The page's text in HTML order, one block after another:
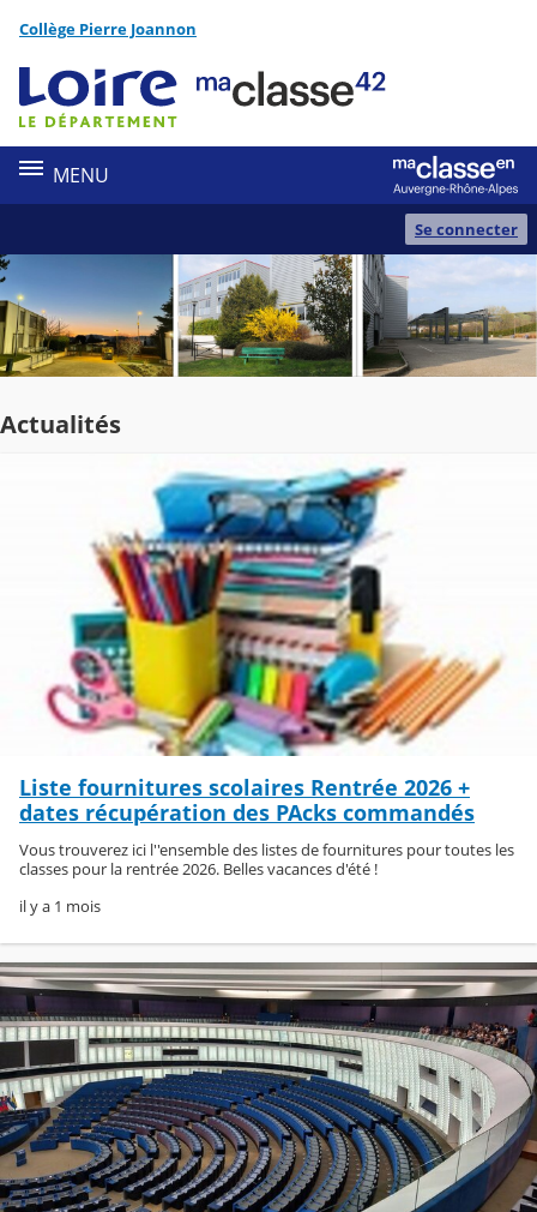
Contenu
Collège Pierre Joannon
MENU
Se connecter
Actualités
Liste fournitures scolaires Rentrée 2026 +
dates récupération des PAcks commandés
Vous trouverez ici l''ensemble des listes de fournitures pour toutes les
classes pour la rentrée 2026. Belles vacances d'été !
il y a 1 mois